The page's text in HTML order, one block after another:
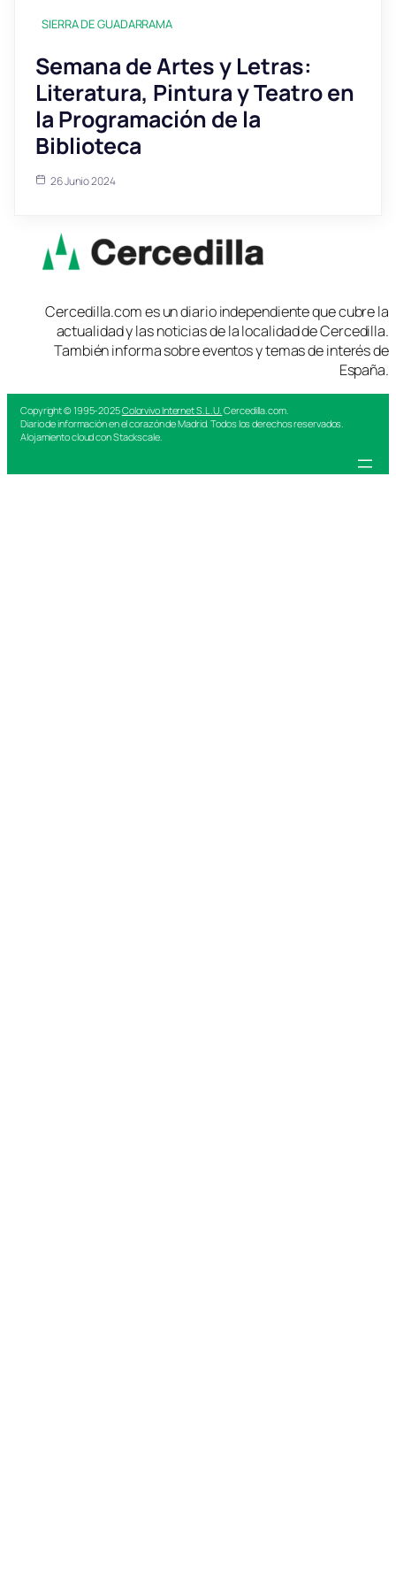
SIERRA DE GUADARRAMA
Semana de Artes y Letras:
Literatura, Pintura y Teatro en
la Programación de la
Biblioteca
26 Junio 2024
Cercedilla.com es un diario independiente que cubre la
actualidad y las noticias de la localidad de Cercedilla.
También informa sobre eventos y temas de interés de
España.
Copyright © 1995-2025Colorvivo Internet S.L.U. Cercedilla.com.
Diario de información en el corazón de Madrid. Todos los derechos reservados.
Alojamiento cloud con Stackscale.